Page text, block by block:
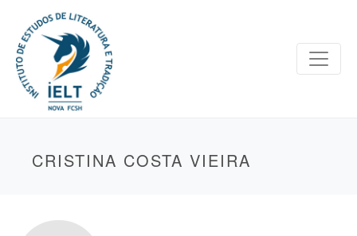
CRISTINA COSTA VIEIRA